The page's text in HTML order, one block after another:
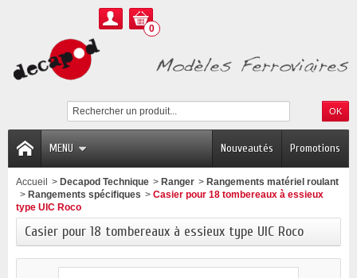
0
MENU Promotions
Nouveautés
Accueil > Decapod Technique > Ranger > Rangements matériel roulant
> Rangements spécifiques > Casier pour 18 tombereaux à essieux
type UIC Roco
Casier pour 18 tombereaux à essieux type UIC Roco